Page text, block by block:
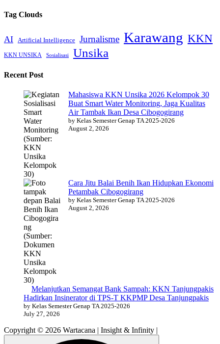
Tag Clouds
AI Artificial Intelligence Jurnalisme Karawang KKN
KKN UNSIKA Sosialisasi Unsika
Recent Post
Mahasiswa KKN Unsika 2026 Kelompok 30
Buat Smart Water Monitoring, Jaga Kualitas
Air Tambak Ikan Desa Cibogogirang
by Kelas Semester Genap TA 2025-2026
August 2, 2026
Cara Jitu Balai Benih Ikan Hidupkan Ekonomi
Petambak Cibogogirang
by Kelas Semester Genap TA 2025-2026
August 2, 2026
Melanjutkan Semangat Bank Sampah: KKN Tanjungpakis
Hadirkan Insinerator di TPS-T KKPMP Desa Tanjungpakis
by Kelas Semester Genap TA 2025-2026
July 27, 2026
Copyright © 2026 Wartacana | Insight & Infinity |